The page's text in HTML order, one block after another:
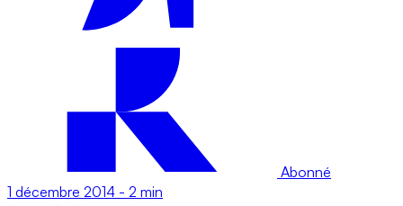
Abonné
1 décembre 2014 - 2 min